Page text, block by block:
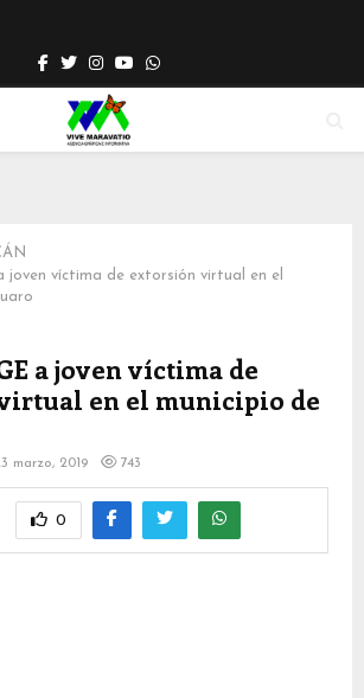
Facebook
TwitterInstagram
YoutubeWhatsapp
joven víctima de extorsión virtual en el
a joven víctima de
en el municipio de
marzo, 2019 743
0